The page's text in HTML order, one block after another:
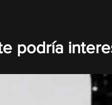
podría